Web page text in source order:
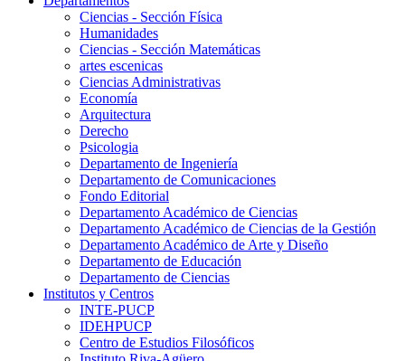
Ciencias - Sección Física
Humanidades
Ciencias - Sección Matemáticas
artes escenicas
Ciencias Administrativas
Economía
Arquitectura
Derecho
Psicologia
Departamento de Ingeniería
Departamento de Comunicaciones
Fondo Editorial
Departamento Académico de Ciencias
Departamento Académico de Ciencias de la Gestión
Departamento Académico de Arte y Diseño
Departamento de Educación
Departamento de Ciencias
Institutos y Centros
INTE-PUCP
IDEHPUCP
Centro de Estudios Filosóficos